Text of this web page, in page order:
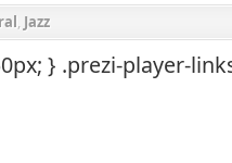
, Jazz
} .prezi-player-